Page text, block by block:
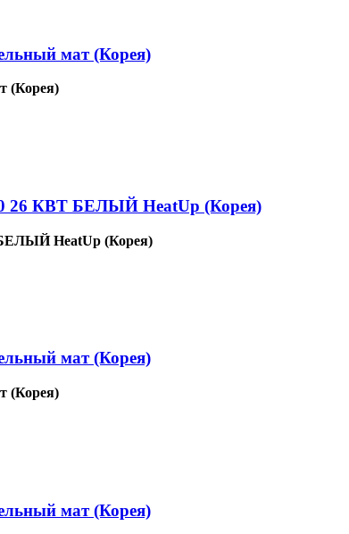
мат (Корея)
(Корея)
КВТ БЕЛЫЙ HeatUp (Корея)
HeatUp (Корея)
мат (Корея)
(Корея)
мат (Корея)